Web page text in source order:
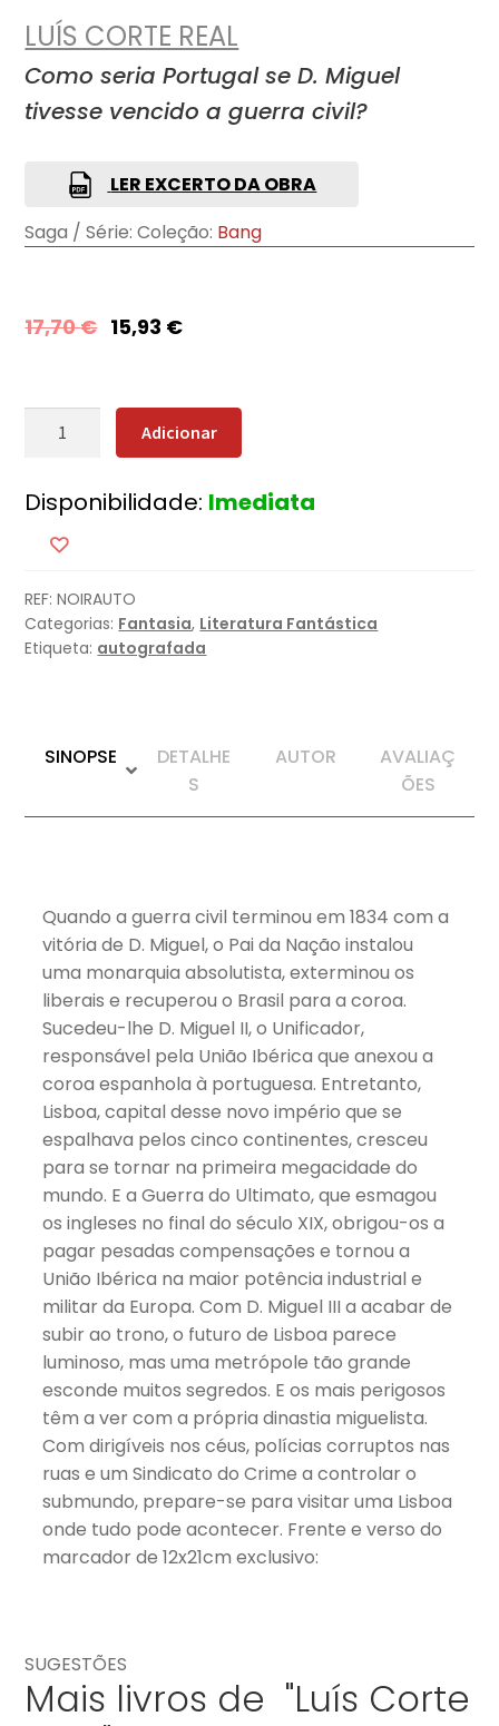
LUÍS CORTE REAL
Como seria Portugal se D. Miguel
tivesse vencido a guerra civil?
LER EXCERTO DA OBRA
Saga / Série: Coleção: Bang
17,70€ 15,93 €
Quantidade
Noir
[Edição
Autografada]
Adicionar
Disponibilidade: Imediata
REF:NOIRAUTO
Categorias: Fantasia, Literatura Fantástica
Etiqueta: autografada
SINOPSE
DETALHE
S
AUTOR
AVALIAÇ
ÕES
Quando a guerra civil terminou em 1834 com a
vitória de D. Miguel, o Pai da Nação instalou
uma monarquia absolutista, exterminou os
liberais e recuperou o Brasil para a coroa.
Sucedeu-lhe D. Miguel II, o Unificador,
responsável pela União Ibérica que anexou a
coroa espanhola à portuguesa. Entretanto,
Lisboa, capital desse novo império que se
espalhava pelos cinco continentes, cresceu
para se tornar na primeira megacidade do
mundo. E a Guerra do Ultimato, que esmagou
os ingleses no final do século XIX, obrigou-os a
pagar pesadas compensações e tornou a
União Ibérica na maior potência industrial e
militar da Europa. Com D. Miguel III a acabar de
subir ao trono, o futuro de Lisboa parece
luminoso, mas uma metrópole tão grande
esconde muitos segredos. E os mais perigosos
têm a ver com a própria dinastia miguelista.
Com dirigíveis nos céus, polícias corruptos nas
ruas e um Sindicato do Crime a controlar o
submundo, prepare-se para visitar uma Lisboa
onde tudo pode acontecer. Frente e verso do
marcador de 12x21cm exclusivo:
SUGESTÕES
Mais livros de "Luís Corte